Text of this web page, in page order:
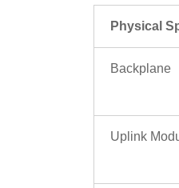
Physical
Backplane
Uplink